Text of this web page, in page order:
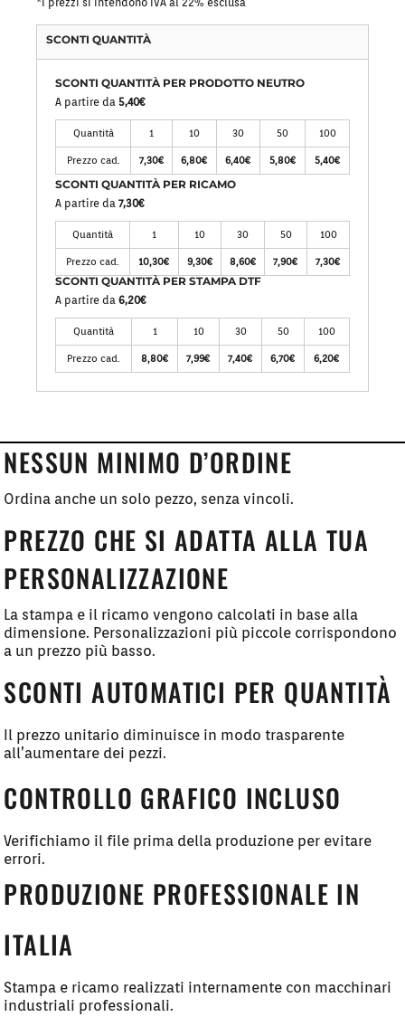
SCONTI QUANTITÀ
SCONTI QUANTITÀ PER PRODOTTO NEUTRO
A partire da 5,40€
Quantità 1 10 30 50 100
Prezzo cad. 7,30€ 6,80€ 6,40€ 5,80€ 5,40€
SCONTI QUANTITÀ PER RICAMO
A partire da 7,30€
Quantità 1 10 30 50 100
Prezzo cad. 10,30€ 9,30€ 8,60€ 7,90€ 7,30€
SCONTI QUANTITÀ PER STAMPA DTF
A partire da 6,20€
Quantità 1 10 30 50 100
Prezzo cad. 8,80€ 7,99€ 7,40€ 6,70€ 6,20€
NESSUN MINIMO D’ORDINE
Ordina anche un solo pezzo, senza vincoli.
PREZZO CHE SI ADATTA ALLA TUA
PERSONALIZZAZIONE
La stampa e il ricamo vengono calcolati in base alla
dimensione. Personalizzazioni più piccole corrispondono
a un prezzo più basso.
SCONTI AUTOMATICI PER QUANTITÀ
Il prezzo unitario diminuisce in modo trasparente
all’aumentare dei pezzi.
CONTROLLO GRAFICO INCLUSO
Verifichiamo il file prima della produzione per evitare
errori.
PRODUZIONE PROFESSIONALE IN
ITALIA
Stampa e ricamo realizzati internamente con macchinari
industriali professionali.